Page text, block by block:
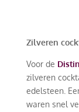
Zilveren
Voor de
zilveren
edelsteen.
waren snel